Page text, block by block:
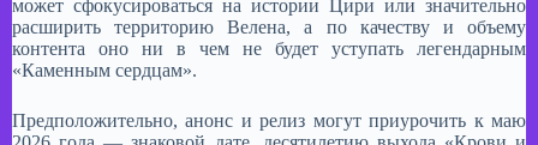
может сфокусироваться на истории Цири или значительно
расширить территорию Велена, а по качеству и объему
контента оно ни в чем не будет уступать легендарным
«Каменным сердцам».
Предположительно, анонс и релиз могут приурочить к маю